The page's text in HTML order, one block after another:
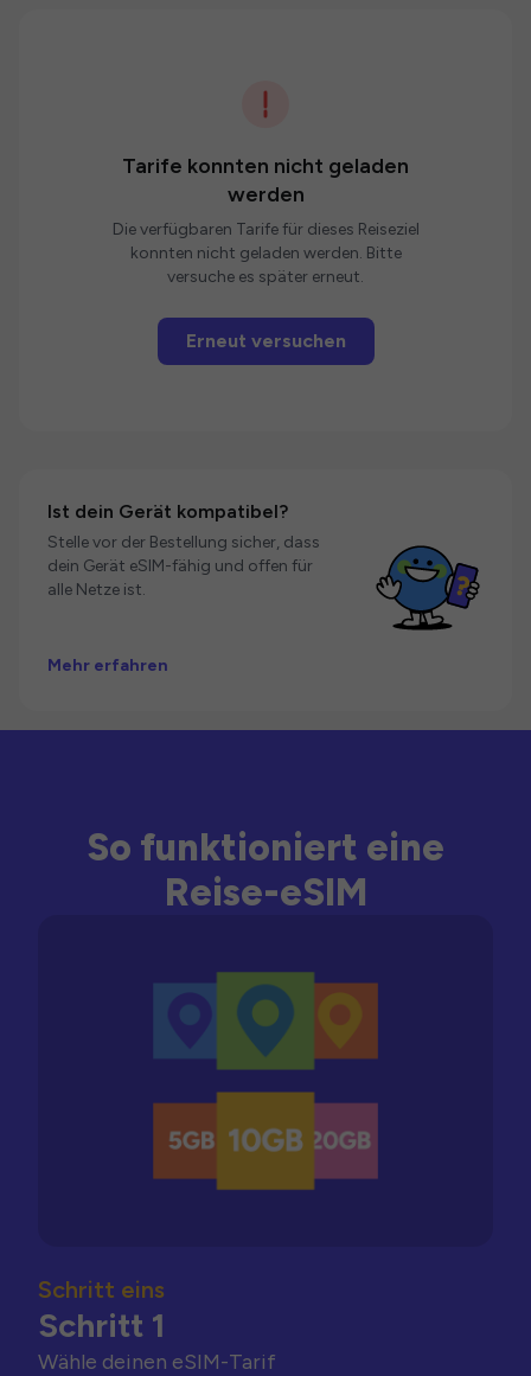
Tarife konnten nicht geladen
werden
Die verfügbaren Tarife für dieses Reiseziel
konnten nicht geladen werden. Bitte
versuche es später erneut.
Erneut versuchen
Ist dein Gerät kompatibel?
Stelle vor der Bestellung sicher, dass
dein Gerät eSIM-fähig und offen für
alle Netze ist.
Mehr erfahren
So funktioniert eine
Reise-eSIM
Schritt eins
Schritt 1
Wähle deinen eSIM-Tarif